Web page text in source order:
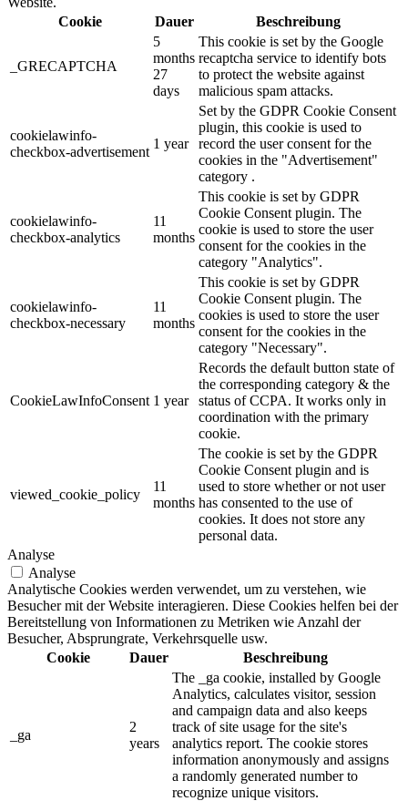
Cookie
Dauer Beschreibung
_GRECAPTCHA
5
months
27
days
This cookie is set by the Google
recaptcha service to identify bots
to protect the website against
malicious spam attacks.
cookielawinfo-
checkbox-advertisement
1 year
Set by the GDPR Cookie Consent
plugin, this cookie is used to
record the user consent for the
cookies in the "Advertisement"
category .
cookielawinfo-
checkbox-analytics
11
months
This cookie is set by GDPR
Cookie Consent plugin. The
cookie is used to store the user
consent for the cookies in the
category "Analytics".
cookielawinfo-
checkbox-necessary
11
months
This cookie is set by GDPR
Cookie Consent plugin. The
cookies is used to store the user
consent for the cookies in the
category "Necessary".
CookieLawInfoConsent 1 year
Records the default button state of
the corresponding category & the
status of CCPA. It works only in
coordination with the primary
cookie.
viewed_cookie_policy
11
months
The cookie is set by the GDPR
Cookie Consent plugin and is
used to store whether or not user
has consented to the use of
cookies. It does not store any
personal data.
Analyse
Analyse
Analytische Cookies werden verwendet, um zu verstehen, wie
Besucher mit der Website interagieren. Diese Cookies helfen bei der
Bereitstellung von Informationen zu Metriken wie Anzahl der
Besucher, Absprungrate, Verkehrsquelle usw.
Cookie
Dauer Beschreibung
_ga
2
years
The _ga cookie, installed by Google
Analytics, calculates visitor, session
and campaign data and also keeps
track of site usage for the site's
analytics report. The cookie stores
information anonymously and assigns
a randomly generated number to
recognize unique visitors.